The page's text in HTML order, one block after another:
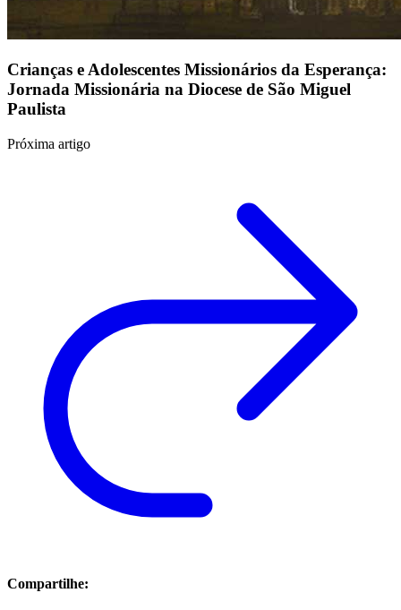
Crianças e Adolescentes Missionários da Esperança:
Jornada Missionária na Diocese de São Miguel
Paulista
Próxima artigo
Compartilhe: